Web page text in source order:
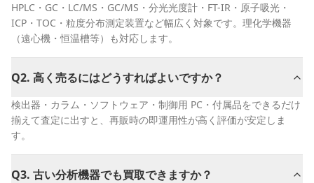
HPLC・GC・LC/MS・GC/MS・分光光度計・FT-IR・原子吸光・
ICP・TOC・粒度分布測定装置など幅広く対象です。理化学機器
（遠心機・恒温槽等）も対応します。
Q2. 高く売るにはどうすればよいですか？
検出器・カラム・ソフトウェア・制御用 PC・付属品をできるだけ
揃えて査定に出すと、再販時の即運用性が高く評価が安定しま
す。
Q3. 古い分析機器でも買取できますか？